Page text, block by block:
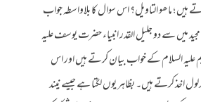
؛ ماھو التاویل؟ اس سوال کا بلاواسطہ جواب
میں سے دو جلیل القدر انبیاء حضرت یوسف علیہ
علیہ السلام کے خواب بیان کرتے ہیں اور اس
اخذ کرتے ہیں۔ بظاہر یوں لگتا ہے جیسے نیند